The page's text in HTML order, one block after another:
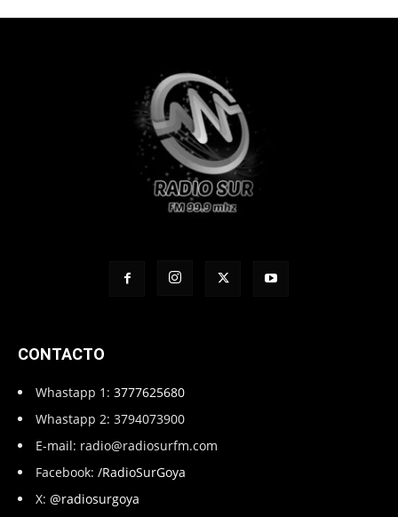
CONTACTO
Whastapp 1: 3777625680
Whastapp 2: 3794073900
E-mail: radio@radiosurfm.com
Facebook: /RadioSurGoya
X: @radiosurgoya